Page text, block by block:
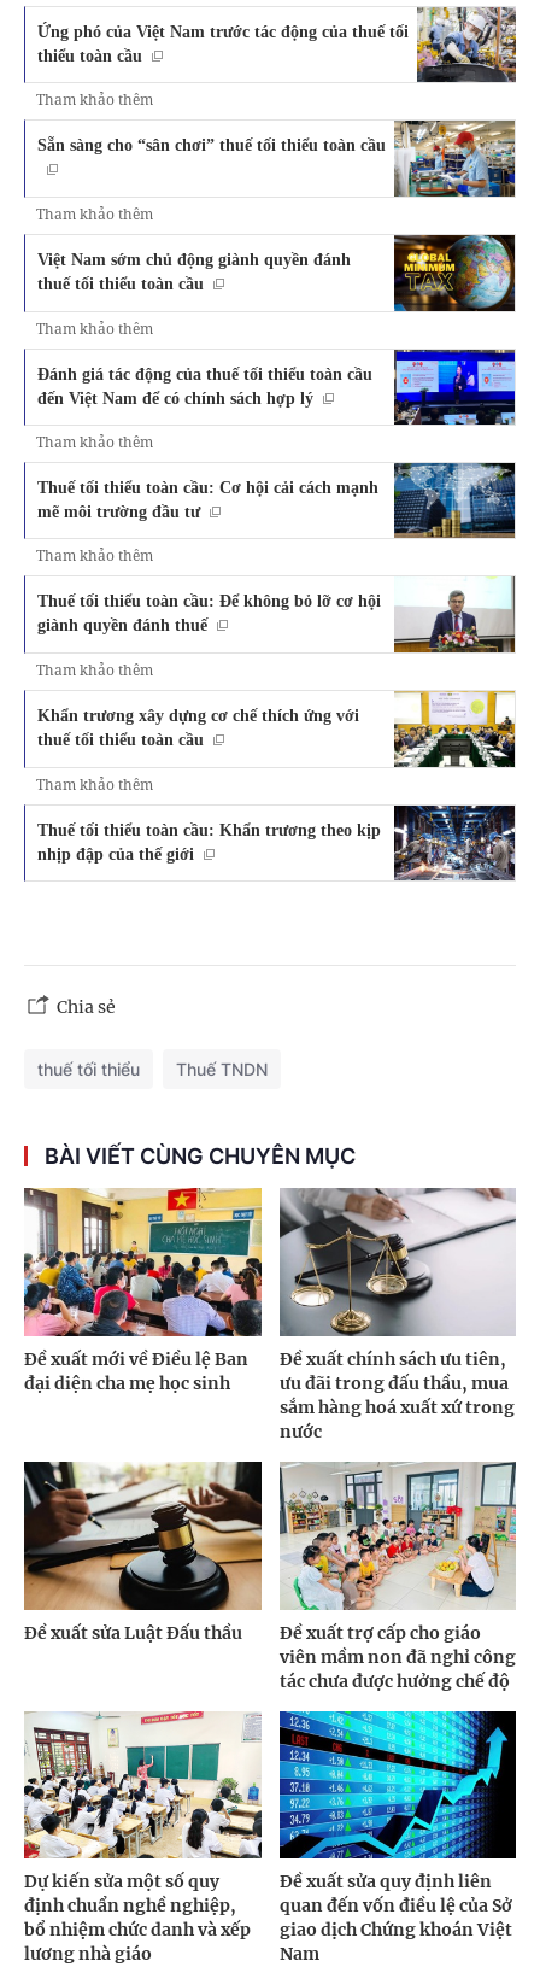
Ứng phó của Việt Nam trước tác động của thuế tối
thiểu toàn cầu
Tham khảo thêm
Sẵn sàng cho “sân chơi” thuế tối thiểu toàn cầu
Tham khảo thêm
Việt Nam sớm chủ động giành quyền đánh
thuế tối thiểu toàn cầu
Tham khảo thêm
Đánh giá tác động của thuế tối thiểu toàn cầu
đến Việt Nam để có chính sách hợp lý
Tham khảo thêm
Thuế tối thiểu toàn cầu: Cơ hội cải cách mạnh
mẽ môi trường đầu tư
Tham khảo thêm
Thuế tối thiểu toàn cầu: Để không bỏ lỡ cơ hội
giành quyền đánh thuế
Tham khảo thêm
Khẩn trương xây dựng cơ chế thích ứng với
thuế tối thiểu toàn cầu
Tham khảo thêm
Thuế tối thiểu toàn cầu: Khẩn trương theo kịp
nhịp đập của thế giới
Chia sẻ
thuế tối thiểu Thuế TNDN
BÀI VIẾT CÙNG CHUYÊN MỤC
Đề xuất mới về Điều lệ Ban
đại diện cha mẹ học sinh
Đề xuất chính sách ưu tiên,
ưu đãi trong đấu thầu, mua
sắm hàng hoá xuất xứ trong
nước
Đề xuất sửa Luật Đấu thầu
Đề xuất trợ cấp cho giáo
viên mầm non đã nghỉ công
tác chưa được hưởng chế độ
Dự kiến sửa một số quy
định chuẩn nghề nghiệp,
bổ nhiệm chức danh và xếp
lương nhà giáo
Đề xuất sửa quy định liên
quan đến vốn điều lệ của Sở
giao dịch Chứng khoán Việt
Nam